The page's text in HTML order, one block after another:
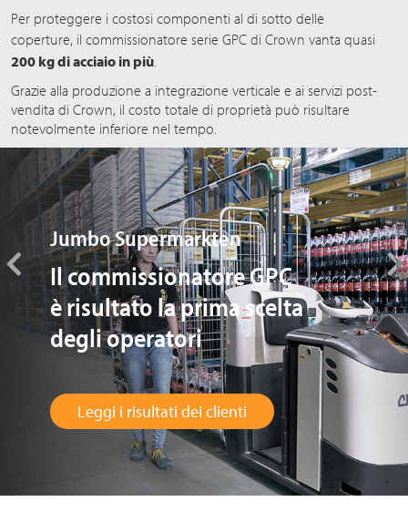
Per proteggere i costosi componenti al di sotto delle
coperture, il commissionatore serie GPC di Crown vanta quasi
200 kgdi acciaio in più.
Grazie alla produzione a integrazione verticale e ai servizi post-
vendita di Crown, il costo totale di proprietà può risultare
notevolmente inferiore nel tempo.
Jumbo Supermarkten
Il commissionatore GPC
è risultato la prima scelta
degli operatori
Leggi i risultati dei clienti